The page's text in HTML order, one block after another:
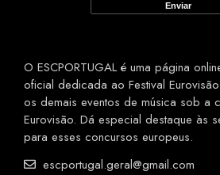
O ESCPORTUGAL é uma página
oficial dedicada ao Festival
os demais eventos de música sob a
Eurovisão. Dá especial destaque às
para esses concursos europeus.
escportugal.geral@gmail.com